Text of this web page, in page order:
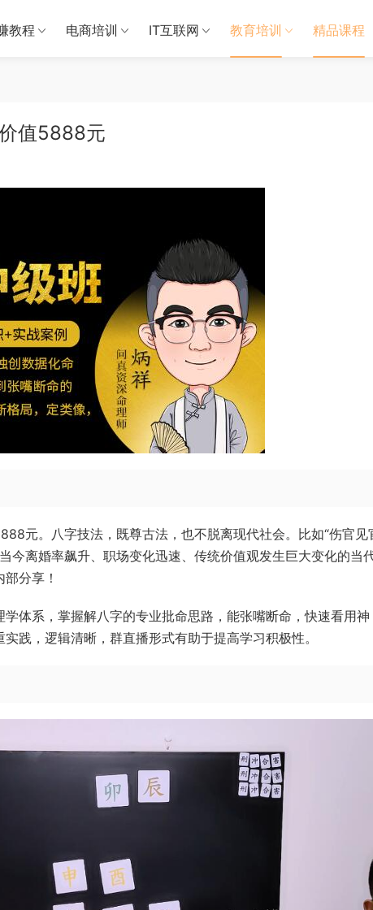
教程 电商培训 IT互联网 教育培训 精品课程
值5888元
元。八字技法，既尊古法，也不脱离现代社会。比如“伤官见
今离婚率飙升、职场变化迅速、传统价值观发生巨大变化的当
分享！
体系，掌握解八字的专业批命思路，能张嘴断命，快速看用神
践，逻辑清晰，群直播形式有助于提高学习积极性。